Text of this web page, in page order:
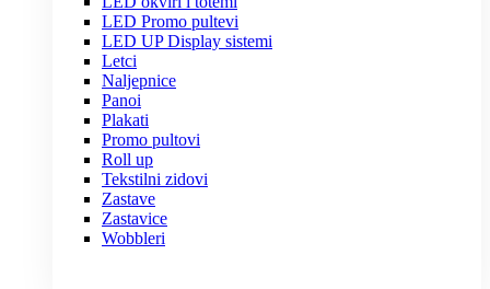
LED Promo pultevi
LED UP Display sistemi
Letci
Naljepnice
Panoi
Plakati
Promo pultovi
Roll up
Tekstilni zidovi
Zastave
Zastavice
Wobbleri